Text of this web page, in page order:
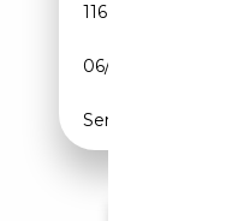
116 000 km
06/2015
Semi-automatique